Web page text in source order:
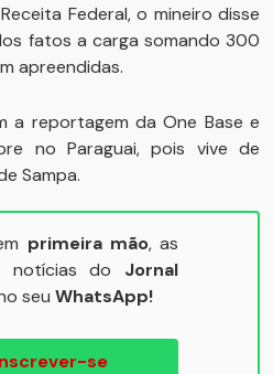
Federal, o mineiro disse
fatos a carga somando 300
apreendidas.
a reportagem da One Base e
no Paraguai, pois vive de
Sampa.
primeira mão, as
notícias do Jornal
seu WhatsApp!
se